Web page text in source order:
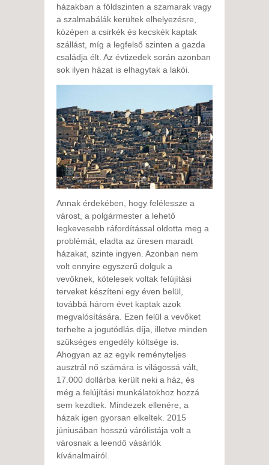
házakban a földszinten a szamarak vagy
a szalmabálák kerültek elhelyezésre,
középen a csirkék és kecskék kaptak
szállást, míg a legfelső szinten a gazda
családja élt. Az évtizedek során azonban
sok ilyen házat is elhagytak a lakói.
Annak érdekében, hogy felélessze a
várost, a polgármester a lehető
legkevesebb ráfordítással oldotta meg a
problémát, eladta az üresen maradt
házakat, szinte ingyen. Azonban nem
volt ennyire egyszerű dolguk a
vevőknek, kötelesek voltak felújítási
terveket készíteni egy éven belül,
továbbá három évet kaptak azok
megvalósítására. Ezen felül a vevőket
terhelte a jogutódlás díja, illetve minden
szükséges engedély költsége is.
Ahogyan az az egyik reményteljes
ausztrál nő számára is világossá vált,
17.000 dollárba került neki a ház, és
még a felújítási munkálatokhoz hozzá
sem kezdtek. Mindezek ellenére, a
házak igen gyorsan elkeltek. 2015
júniusában hosszú várólistája volt a
városnak a leendő vásárlók
kívánalmairól.